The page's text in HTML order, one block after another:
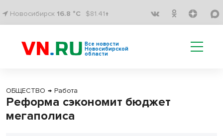
Новосибирск 16.8 °C $81.41↑
Все новости
Новосибирской
области
ОБЩЕСТВО → Работа
Реформа сэкономит бюджет
мегаполиса